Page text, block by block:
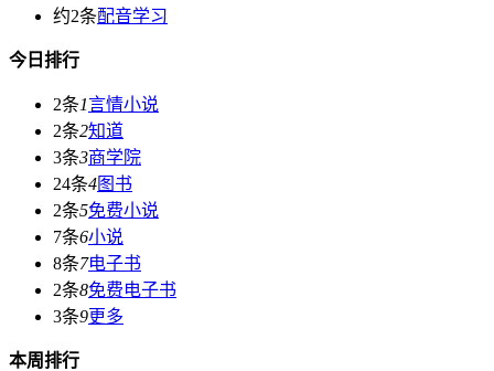
约2条配音学习
今日排行
2条1言情小说
2条2知道
3条3商学院
24条4图书
2条5免费小说
7条6小说
8条7电子书
2条8免费电子书
3条9更多
本周排行